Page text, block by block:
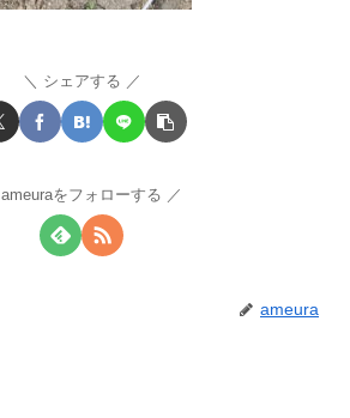
シェアする
ameuraをフォローする
ameura